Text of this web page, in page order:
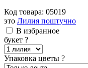
Код товара: 05019
это Лилия поштучно
В избранное
букет ?
Упаковка цветы ?